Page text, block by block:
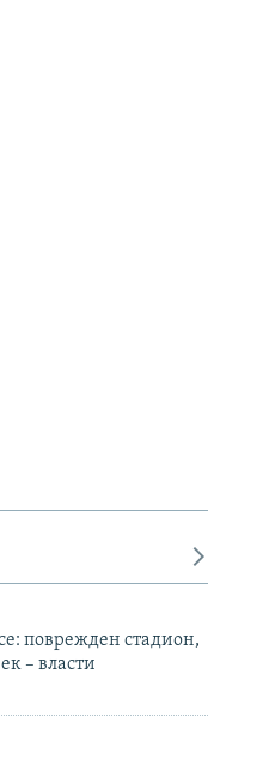
поврежден стадион,
– власти